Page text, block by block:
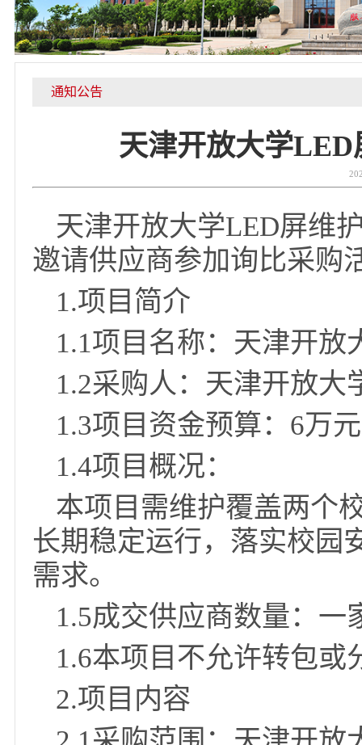
天津开放大学LED屏
邀请供应商参加询比
1.项目简介
1.1项目名称：天津
1.2采购人：天津开放
1.3项目资金预算：6
1.4项目概况：
本项目需维护覆盖两
长期稳定运行，落实
需求。
1.5成交供应商数量